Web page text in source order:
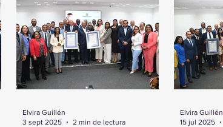
Elvira Guillén
3 sept 2025
2 min de lectura
Elvira Guillén
15 jul 2025